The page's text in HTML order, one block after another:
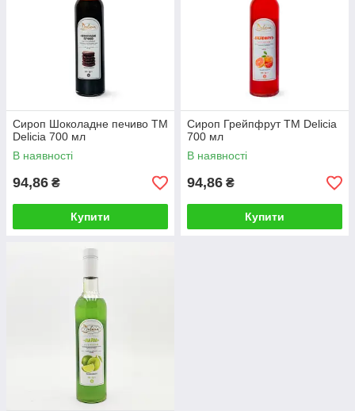
Сироп Шоколадне печиво TM
Delicia 700 мл
В наявності
94,86 ₴
Купити
Сироп Грейпфрут ТМ Delicia
700 мл
В наявності
94,86 ₴
Купити